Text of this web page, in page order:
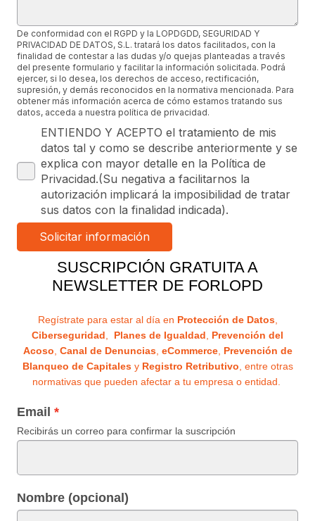
De conformidad con el RGPD y la LOPDGDD, SEGURIDAD Y
PRIVACIDAD DE DATOS, S.L. tratará los datos facilitados, con la
finalidad de contestar a las dudas y/o quejas planteadas a través
del presente formulario y facilitar la información solicitada. Podrá
ejercer, si lo desea, los derechos de acceso, rectificación,
supresión, y demás reconocidos en la normativa mencionada. Para
obtener más información acerca de cómo estamos tratando sus
datos, acceda a nuestra política de privacidad.
ENTIENDO Y ACEPTO el tratamiento de mis
datos tal y como se describe anteriormente y se
explica con mayor detalle en la Política de
Privacidad.(Su negativa a facilitarnos la
autorización implicará la imposibilidad de tratar
sus datos con la finalidad indicada).
SUSCRIPCIÓN GRATUITA A
NEWSLETTER DE FORLOPD
Regístrate para estar al día en Protección de Datos,
Ciberseguridad
Planes de Igualdad
Prevención del
Acoso Canal de Denuncias, eCommerce, Prevención de
Blanqueo de Capitalesy Registro Retributivo , entre otras
normativas que pueden afectar a tu empresa o entidad.
Email
Recibirás un correo para confirmar la suscripción
Nombre (opcional)